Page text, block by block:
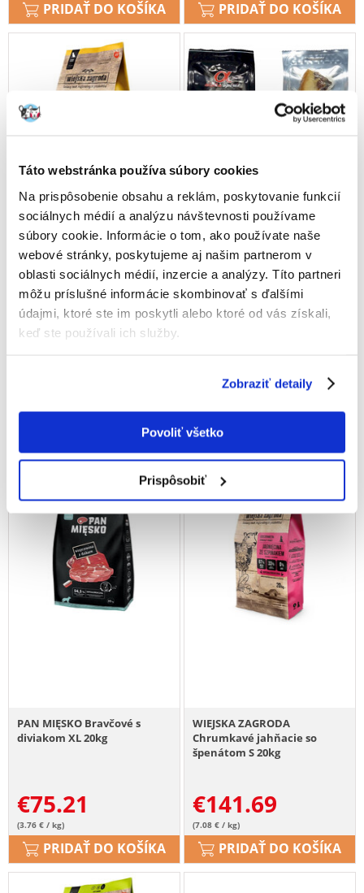
Táto webstránka používa súbory cookies
Na prispôsobenie obsahu a reklám, poskytovanie funkcií
sociálnych médií a analýzu návštevnosti používame
súbory cookie. Informácie o tom, ako používate naše
webové stránky, poskytujeme aj našim partnerom v
oblasti sociálnych médií, inzercie a analýzy. Títo partneri
môžu príslušné informácie skombinovať s ďalšími
údajmi, ktoré ste im poskytli alebo ktoré od vás získali,
keď ste používali ich služby.
Zobraziť detaily
Povoliť všetko
Prispôsobiť
PRIDAŤ DO KOŠÍKA PRIDAŤ DO KOŠÍKA
WIEJSKA ZAGRODA Morka s
jahňacinou M 20kg
PRIDAŤ DO KOŠÍKA
kopyto 1ks
1.76
PRIDAŤ DO KOŠÍKA
PAN MIĘSKO Bravčové s
diviakom XL 20kg
€75.21
(3.76 € / kg)
PRIDAŤ DO KOŠÍKA
WIEJSKA ZAGRODA
Chrumkavé jahňacie so
špenátom S 20kg
€141.69
(7.08 € / kg)
PRIDAŤ DO KOŠÍKA